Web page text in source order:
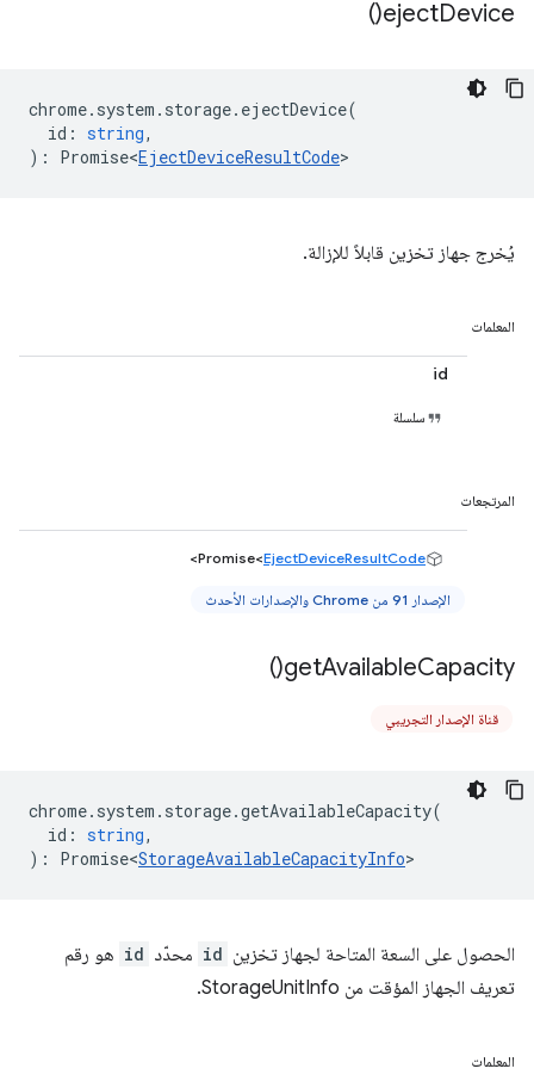
ejectDevice(
)
chrome. system . storage. ejectDevice(
id : string,
) : Promise<EjectDeviceResultCode>
يُخرج جهاز تخزين قابلاً للإزالة.
المعلمات
id
سلسلة
المرتجعات
Promise<EjectDeviceResultCode
>
الإصدار 91 من Chrome والإصدارات الأحدث
getAvailableCapacity(
)
قناة الإصدار التجريبي
chrome. system . storage.getAvailableCapacity(
id : string,
) : Promise<StorageAvailableCapacityInfo>
الحصول على السعة المتاحة لجهاز تخزين id محدّد ‫ id هو رقم
تعريف الجهاز المؤقت من StorageUnitInfo.
المعلمات